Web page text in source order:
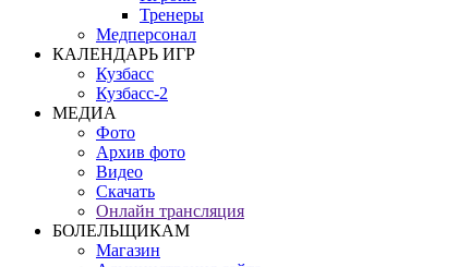
Тренеры
Медперсонал
КАЛЕНДАРЬ ИГР
Кузбасс
Кузбасс-2
МЕДИА
Фото
Архив фото
Видео
Скачать
Онлайн трансляция
БОЛЕЛЬЩИКАМ
Магазин